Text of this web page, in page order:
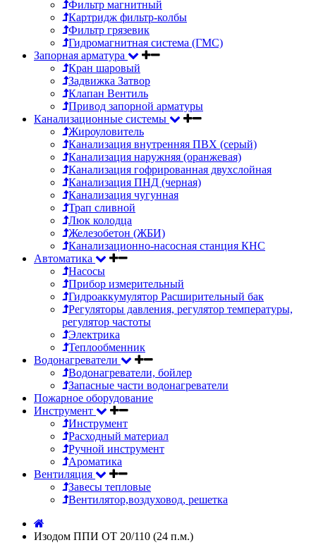
Фильтр магнитный
Картридж фильтр-колбы
Фильтр грязевик
Гидромагнитная система (ГМС)
Запорная арматура
Кран шаровый
Задвижка Затвор
Клапан Вентиль
Привод запорной арматуры
Канализационные системы
Жироуловитель
Канализация внутренняя ПВХ (серый)
Канализация наружняя (оранжевая)
Канализация гофрированная двухслойная
Канализация ПНД (черная)
Канализация чугунная
Трап сливной
Люк колодца
Железобетон (ЖБИ)
Канализационно-насосная станция КНС
Автоматика
Насосы
Прибор измерительный
Гидроаккумулятор Расширительный бак
Регуляторы давления, регулятор температуры,
регулятор частоты
Электрика
Теплообменник
Водонагреватели
Водонагреватели, бойлер
Запасные части водонагреватели
Пожарное оборудование
Инструмент
Инструмент
Расходный материал
Ручной инструмент
Ароматика
Вентиляция
Завесы тепловые
Вентилятор,воздуховод, решетка
Изодом ППИ ОТ 20/110 (24 п.м.)